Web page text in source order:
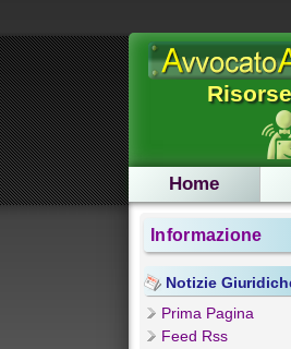
Home
Informazione
Notizie
Prima Pagina
Feed Rss